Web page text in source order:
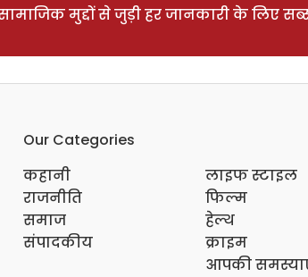
मुद्दों से जुड़ी हर जानकारी के लिए
Our Categories
कहानी
राजनीति
समाज
संपादकीय
लाइफ स्टाइल
फिल्म
हेल्थ
क्राइम
आपकी